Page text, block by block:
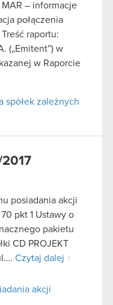
MAR – informacje
połączenia
raportu:
(„Emitent”) w
w Raporcie
spółek zależnych
posiadania akcji
pkt 1 Ustawy o
pakietu
CD PROJEKT
Czytaj dalej
akcji